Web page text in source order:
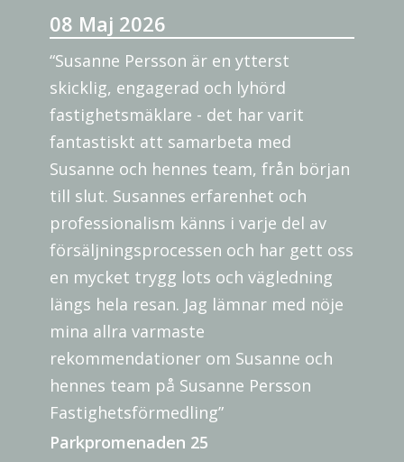
08 Maj 2026
“Susanne Persson är en ytterst
skicklig, engagerad och lyhörd
fastighetsmäklare - det har varit
fantastiskt att samarbeta med
Susanne och hennes team, från början
till slut. Susannes erfarenhet och
professionalism känns i varje del av
försäljningsprocessen och har gett oss
en mycket trygg lots och vägledning
längs hela resan. Jag lämnar med nöje
mina allra varmaste
rekommendationer om Susanne och
hennes team på Susanne Persson
Fastighetsförmedling”
Parkpromenaden 25